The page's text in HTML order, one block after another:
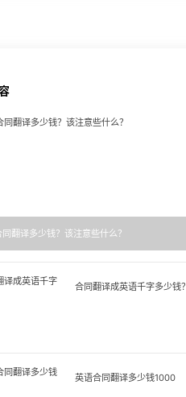
同翻译多少钱？该注意些什么？
合同翻译成英语千字多少钱？
英语合同翻译多少钱1000